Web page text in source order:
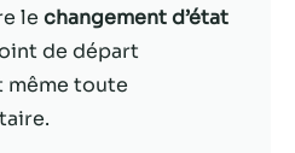
le changement d’état
de départ
même toute
aussi bien que
possible lors
de votre visite.
Si vous refusez